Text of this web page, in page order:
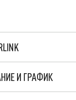
И ГРАФИК